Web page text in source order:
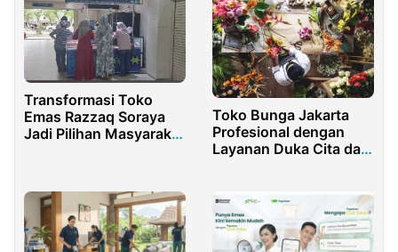
Transformasi Toko
Emas Razzaq Soraya
Jadi Pilihan Masyarakat
Toko Bunga Jakarta
Profesional dengan
Layanan Duka Cita dan